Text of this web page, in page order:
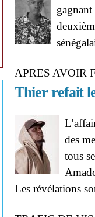
APRES AVOIR
Thier refait
des
tous
Les révélations